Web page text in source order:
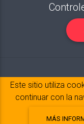
Notas legales
Este sitio utiliza
continuar con la
MÁS